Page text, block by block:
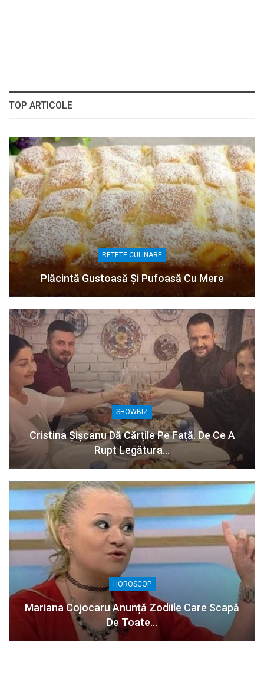
TOP ARTICOLE
RETETE CULINARE
Plăcintă Gustoasă Și Pufoasă Cu Mere
SHOWBIZ
Cristina Șișcanu Dă Cărțile Pe Față. De Ce A
Rupt Legătura…
HOROSCOP
Mariana Cojocaru Anunță Zodiile Care Scapă
De Toate…